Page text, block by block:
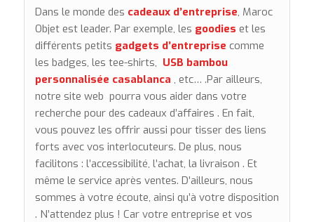
Dans le monde des cadeaux d’entreprise, Maroc
Objet est leader. Par exemple, les goodies et les
différents petits gadgets d’entreprise comme
les badges, les tee-shirts, USB bambou
personnalisée casablanca , etc… .Par ailleurs,
notre site web pourra vous aider dans votre
recherche pour des cadeaux d’affaires . En fait,
vous pouvez les offrir aussi pour tisser des liens
forts avec vos interlocuteurs. De plus, nous
facilitons : l’accessibilité, l’achat, la livraison . Et
même le service après ventes. D’ailleurs, nous
sommes à votre écoute, ainsi qu’à votre disposition
. N’attendez plus ! Car votre entreprise et vos